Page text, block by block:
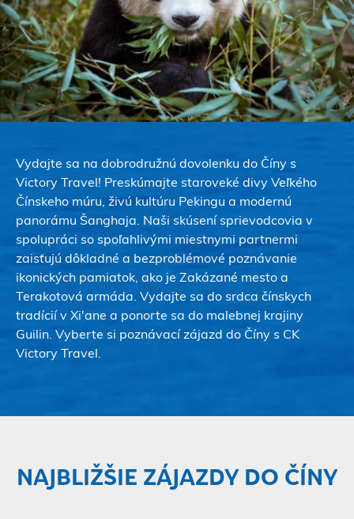
Vydajte sa na dobrodružnú dovolenku do Číny s
Victory Travel! Preskúmajte staroveké divy Veľkého
Čínskeho múru, živú kultúru Pekingu a modernú
panorámu Šanghaja. Naši skúsení sprievodcovia v
spolupráci so spoľahlivými miestnymi partnermi
zaisťujú dôkladné a bezproblémové poznávanie
ikonických pamiatok, ako je Zakázané mesto a
Terakotová armáda. Vydajte sa do srdca čínskych
tradícií v Xi'ane a ponorte sa do malebnej krajiny
Guilin. Vyberte si poznávací zájazd do Číny s CK
Victory Travel.
NAJBLIŽŠIE ZÁJAZDY DO ČÍNY